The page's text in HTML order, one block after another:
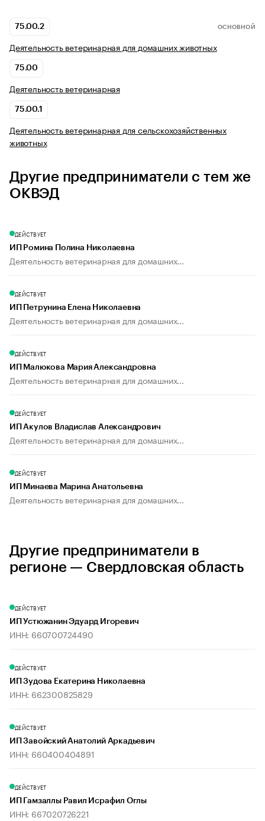
75.00.2 ОСНОВНОЙ
Деятельность ветеринарная для домашних животных
75.00
Деятельность ветеринарная
75.00.1
Деятельность ветеринарная для сельскохозяйственных
животных
Другие предприниматели с тем же
ОКВЭД
ДЕЙСТВУЕТ
ИП Ромина Полина Николаевна
Деятельность ветеринарная для домашних...
ДЕЙСТВУЕТ
ИП Петрунина Елена Николаевна
Деятельность ветеринарная для домашних...
ДЕЙСТВУЕТ
ИП Малюкова Мария Александровна
Деятельность ветеринарная для домашних...
ДЕЙСТВУЕТ
ИП Акулов Владислав Александрович
Деятельность ветеринарная для домашних...
ДЕЙСТВУЕТ
ИП Минаева Марина Анатольевна
Деятельность ветеринарная для домашних...
Другие предприниматели в
регионе — Свердловская область
ДЕЙСТВУЕТ
ИП Устюжанин Эдуард Игоревич
ИНН: 660700724490
ДЕЙСТВУЕТ
ИП Зудова Екатерина Николаевна
ИНН: 662300825829
ДЕЙСТВУЕТ
ИП Завойский Анатолий Аркадьевич
ИНН: 660400404891
ДЕЙСТВУЕТ
ИП Гамзаллы Равил Исрафил Оглы
ИНН: 667020726221